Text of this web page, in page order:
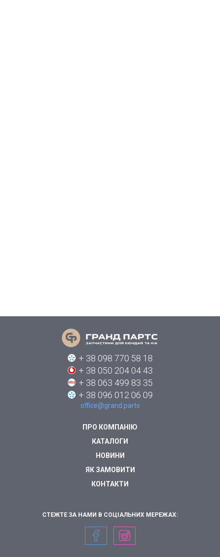
ПРО КОМПАНІЮ
КАТАЛОГИ
НОВИНИ
ЯК ЗАМОВИТИ
КОНТАКТИ
+ 38 098 770 58 18
+ 38 050 204 04 43
+ 38 063 499 83 35
+ 38 096 012 06 09
office@grand.parts
СТЕЖТЕ ЗА НАМИ В СОЦІАЛЬНИХ МЕРЕЖАХ: